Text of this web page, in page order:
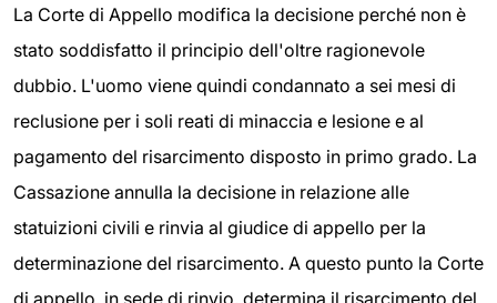
La Corte di Appello modifica la decisione perché non è
stato soddisfatto il principio dell'oltre ragionevole
dubbio. L'uomo viene quindi condannato a sei mesi di
reclusione per i soli reati di minaccia e lesione e al
pagamento del risarcimento disposto in primo grado. La
Cassazione annulla la decisione in relazione alle
statuizioni civili e rinvia al giudice di appello per la
determinazione del risarcimento. A questo punto la Corte